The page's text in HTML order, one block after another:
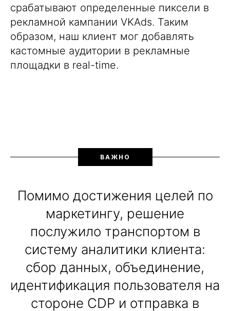
срабатывают определенные пиксели в
рекламной кампании VKAds. Таким
образом, наш клиент мог добавлять
кастомные аудитории в рекламные
площадки в real-time.
ВАЖНО
Помимо достижения целей по
маркетингу, решение
послужило транспортом в
систему аналитики клиента:
сбор данных, объединение,
идентификация пользователя на
стороне CDP и отправка в
может трансформировать
подход к обработке данных.
событий в месяц — это не
просто цифры, это настоящая
революция в управлении
данными.
Мы увидели, как благодаря
микросегментации и более
персонализированной
коммуникации конверсия в
кликах выросла на 20%. Это
подтверждает, что
Андрей Зоткин
Key Account Manager
CleverData